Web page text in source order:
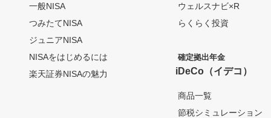
一般NISA
つみたてNISA
ジュニアNISA
NISAをはじめるには
楽天証券NISAの魅力
ウェルスナビ×R
らくらく投資
確定拠出年金
iDeCo（イデコ）
商品一覧
節税シミュレーション